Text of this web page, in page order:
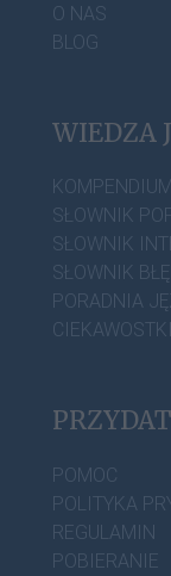
O NAS
BLOG
WIEDZA
KOMPENDIUM
SŁOWNIK
SŁOWNIK
SŁOWNIK
PORADNIA
CIEKAWOSTKI
POMOC
POLITYKA
REGULAMIN
POBIERANIE